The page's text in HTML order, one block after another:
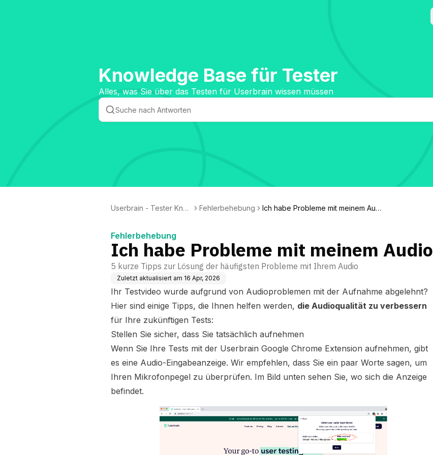
Knowledge Base für Tester
Alles, was Sie über das Testen für Userbrain wissen müssen
Userbrain - Tester Kno
Fehlerbehebung
Ich habe Probleme mit meinem Audi
Fehlerbehebung
Ich habe Probleme mit meinem Audio
5 kurze Tipps zur Lösung der häufigsten Probleme mit Ihrem Audio
Zuletzt aktualisiert am 16 Apr, 2026
Ihr Testvideo wurde aufgrund von Audioproblemen mit der Aufnahme abgelehnt?
Hier sind einige Tipps, die Ihnen helfen werden, die Audioqualität zu verbessern
für Ihre zukünftigen Tests:
Stellen Sie sicher, dass Sie tatsächlich aufnehmen
Wenn Sie Ihre Tests mit der Userbrain Google Chrome Extension aufnehmen, gibt
es eine Audio-Eingabeanzeige. Wir empfehlen, dass Sie ein paar Worte sagen, um
Ihren Mikrofonpegel zu überprüfen. Im Bild unten sehen Sie, wo sich die Anzeige
befindet.